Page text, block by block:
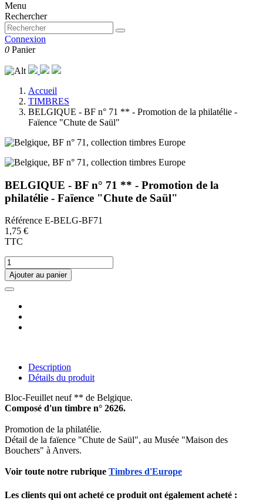
Menu
Rechercher
Connexion
0 Panier
Accueil
TIMBRES
BELGIQUE - BF n° 71 ** - Promotion de la philatélie -
Faïence "Chute de Saül"
BELGIQUE - BF n° 71 ** - Promotion de la
philatélie - Faïence "Chute de Saül"
Référence E-BELG-BF71
1,75 €
TTC
Ajouter au panier
Description
Détails du produit
Bloc-Feuillet neuf ** de Belgique.
Composé d'un timbre n° 2626.
Promotion de la philatélie.
Détail de la faïence "Chute de Saül", au Musée "Maison des
Bouchers" à Anvers.
Voir toute notre rubrique Timbres d'Europe
Les clients qui ont acheté ce produit ont également acheté :